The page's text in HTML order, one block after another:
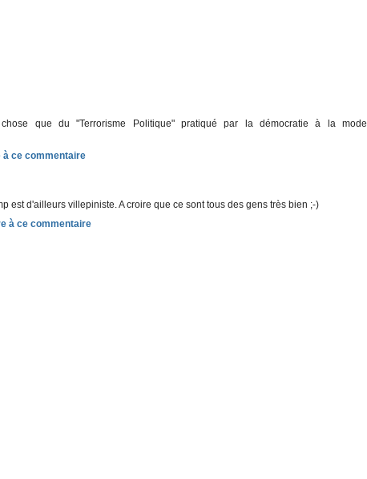
que du "Terrorisme Politique" pratiqué par la démocratie à la mode
est d'ailleurs villepiniste. A croire que ce sont tous des gens très bien ;-)